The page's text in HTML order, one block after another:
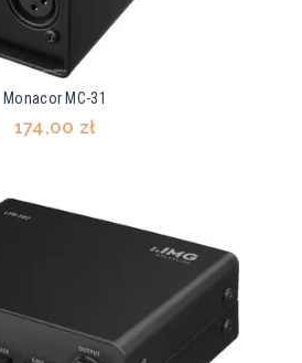
Monacor MC-31
174,00 zł